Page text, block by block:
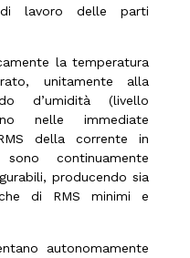
lavoro delle parti
la temperatura
unitamente alla
d’umidità (livello
nelle immediate
della corrente in
continuamente
producendo sia
di RMS minimi e
autonomamente